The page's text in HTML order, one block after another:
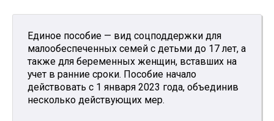
Единое пособие — вид соцподдержки для
малообеспеченных семей с детьми до 17 лет, а
также для беременных женщин, вставших на
учет в ранние сроки. Пособие начало
действовать с 1 января 2023 года, объединив
несколько действующих мер.